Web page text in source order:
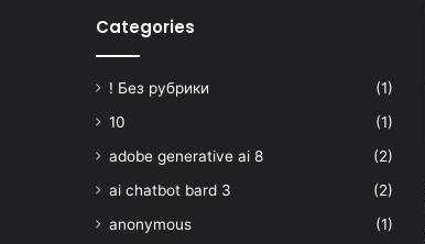
Categories
! Без рубрики
(1)
10
(1)
adobe generative ai 8
(2)
ai chatbot bard 3
(2)
anonymous
(1)